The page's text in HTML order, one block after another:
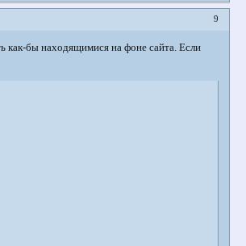
9
как-бы находящимися на фоне сайта. Если